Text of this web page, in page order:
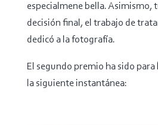
especialmene bella. Asimismo,
decisión final, el trabajo de
dedicó a la fotografía.
El segundo premio ha sido para
la siguiente instantánea: